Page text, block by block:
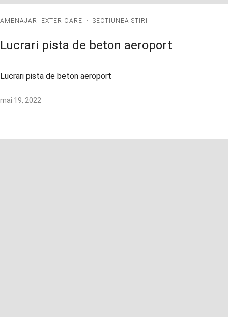
AMENAJARI EXTERIOARE · SECTIUNEA STIRI
Lucrari pista de beton aeroport
Lucrari pista de beton aeroport
mai 19, 2022